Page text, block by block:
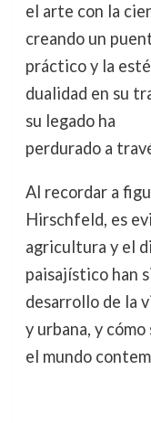
el arte con la
creando un
práctico y la
dualidad en su
su legado ha
perdurado a
Al recordar a
Hirschfeld, es
agricultura y el
paisajístico han
desarrollo de la
y urbana, y
el mundo